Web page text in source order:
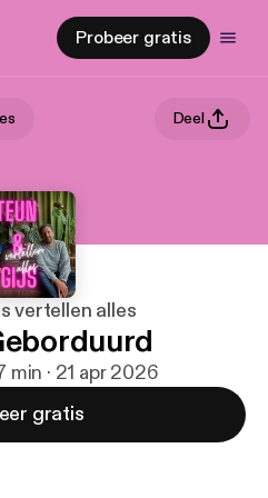
Probeer gratis
Deel
vertellen alles
min · 21 apr 2026
gratis